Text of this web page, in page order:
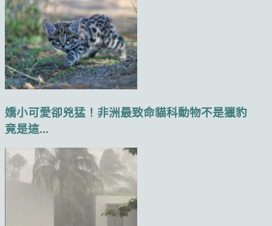
嬌小可愛卻兇猛！非洲最致命貓科動物不是獵豹
竟是這...